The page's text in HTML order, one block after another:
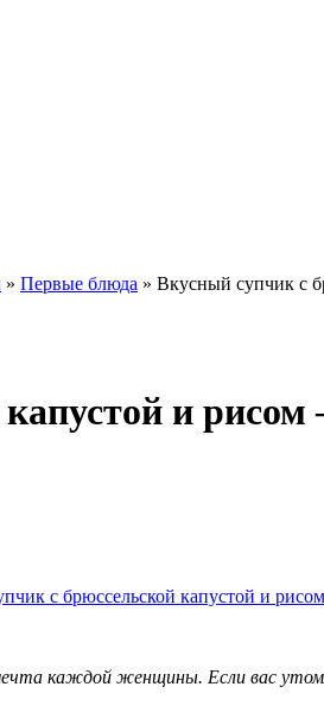
» Первые блюда » Вкусный супчик с
и рисом
каждой женщины. Если вас